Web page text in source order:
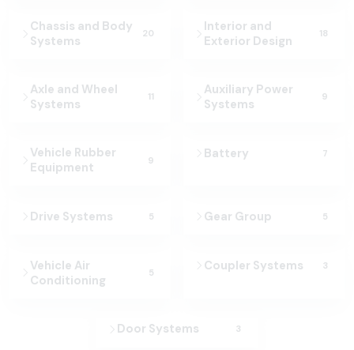
Chassis and Body
Systems
20
Interior and
Exterior Design
18
Axle and Wheel
Systems
11
Auxiliary Power
Systems
9
Vehicle Rubber
Equipment
9 Battery 7
Drive Systems 5 Gear Group 5
Vehicle Air
Conditioning
5 Coupler Systems 3
Door Systems 3